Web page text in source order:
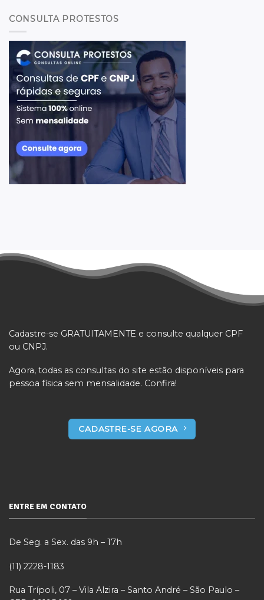
CONSULTA PROTESTOS
Cadastre-se GRATUITAMENTE e consulte qualquer CPF
ou CNPJ.
Agora, todas as consultas do site estão disponíveis para
pessoa física sem mensalidade. Confira!
CADASTRE-SE AGORA
ENTRE EM CONTATO
De Seg. a Sex. das 9h – 17h
(11) 2228-1183
Rua Trípoli, 07 – Vila Alzira – Santo André – São Paulo –